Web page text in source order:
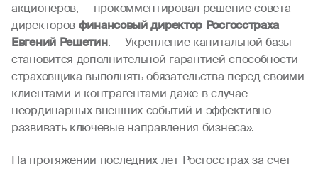
акционеров, — прокомментировал решение совета
директоров финансовый директор Росгосстраха
Евгений Решетин. — Укрепление капитальной базы
становится дополнительной гарантией способности
страховщика выполнять обязательства перед своими
клиентами и контрагентами даже в случае
неординарных внешних событий и эффективно
развивать ключевые направления бизнеса».
На протяжении последних лет Росгосстрах за счет